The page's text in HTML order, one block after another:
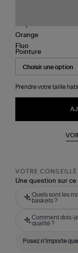
Pointure
Prendre votre taille
VOTRE
Une question sur ce
Quels sont les
baskets ?
Comment dois-
qualité ?